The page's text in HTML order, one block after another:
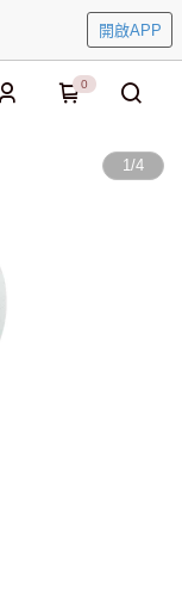
開啟APP
0
1/4